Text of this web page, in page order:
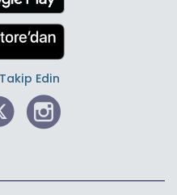
Edin